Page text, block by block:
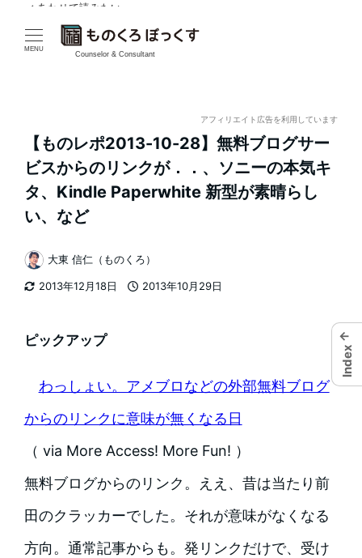
MENU
Counselor & Consultant
アフィリエイト広告を利用しています
【ものレポ2013-10-28】無料ブログサー
ビスからのリンクが．．、ソニーの本気キ
タ、Kindle Paperwhite 新型が素晴らし
い、など
2013年12月18日
2013年10月29日
著
者
大東 信仁（ものくろ）
ピックアップ
わっしょい。アメブロなどの外部無料ブログ
からのリンクに意味が無くなる日
（ via More Access! More Fun! ）
無料ブログからのリンク。ええ、昔は当たり前
田のクラッカーでした。それが意味がなくなる
方向。通常記事からも。発リンクだけで、受け
✓ あわせて読みたい
←
Index